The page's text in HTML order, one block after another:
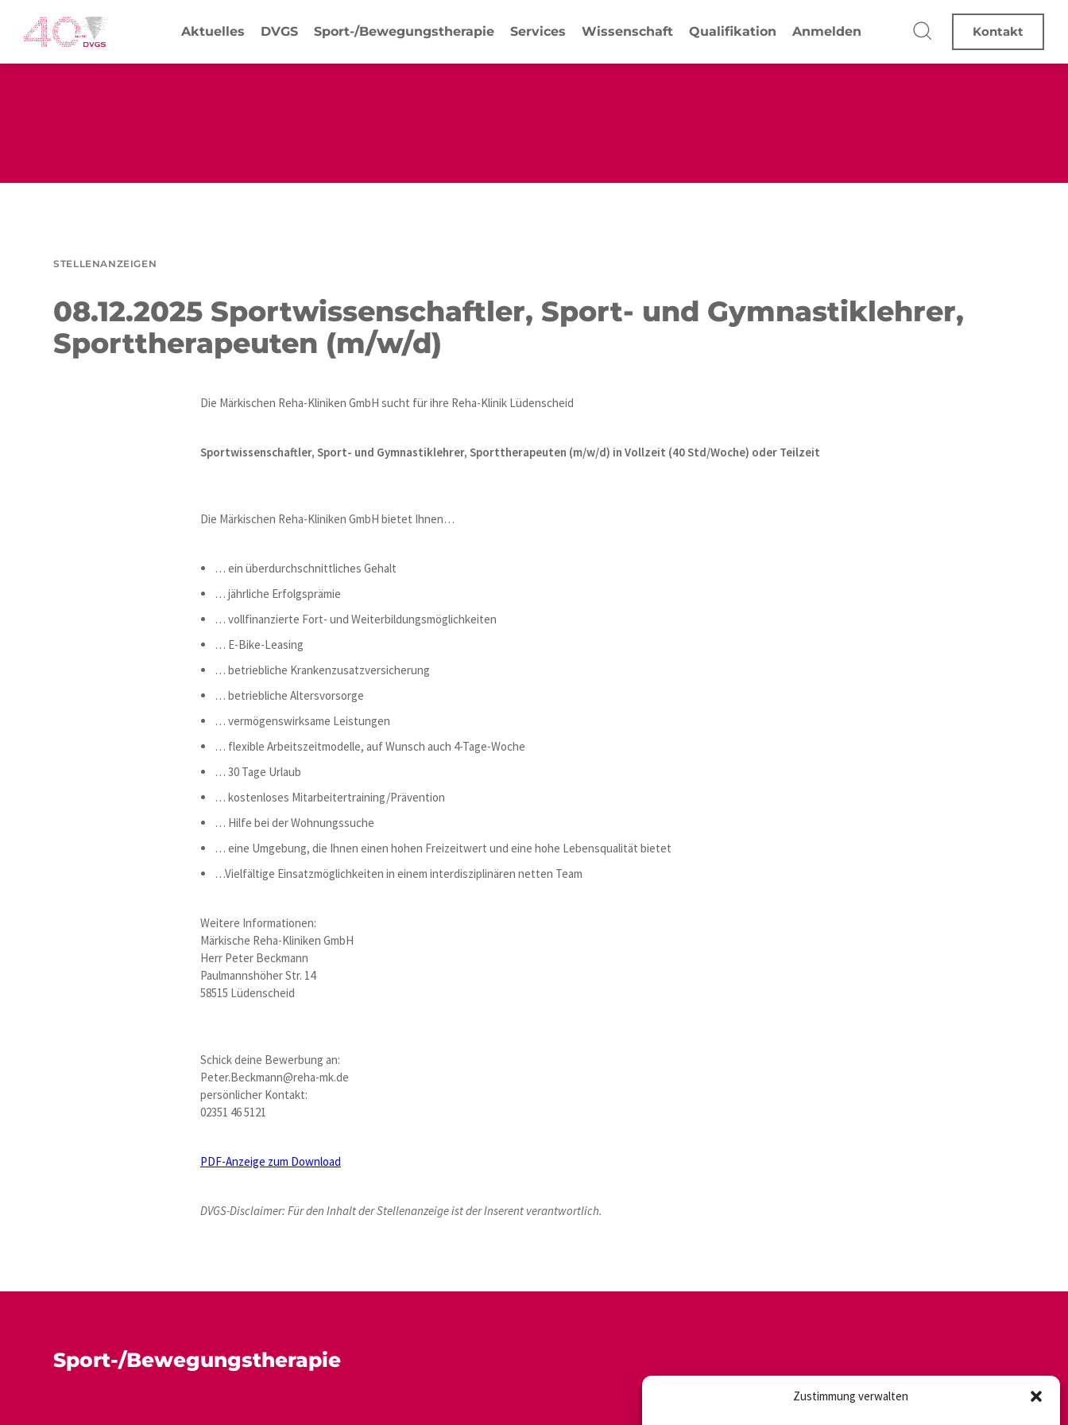
Zustimmung verwalten
STELLENANZEIGEN
08.12.2025 Sportwissenschaftler, Sport- und Gymnastiklehrer,
Sporttherapeuten (m/w/d)
Die Märkischen Reha-Kliniken GmbH sucht für ihre Reha-Klinik Lüdenscheid
Sportwissenschaftler, Sport- und Gymnastiklehrer, Sporttherapeuten (m/w/d) in Vollzeit (40 Std/Woche) oder Teilzeit
Die Märkischen Reha-Kliniken GmbH bietet Ihnen…
… ein überdurchschnittliches Gehalt
… jährliche Erfolgsprämie
… vollfinanzierte Fort- und Weiterbildungsmöglichkeiten
… E-Bike-Leasing
… betriebliche Krankenzusatzversicherung
… betriebliche Altersvorsorge
… vermögenswirksame Leistungen
… flexible Arbeitszeitmodelle, auf Wunsch auch 4-Tage-Woche
… 30 Tage Urlaub
… kostenloses Mitarbeitertraining/Prävention
… Hilfe bei der Wohnungssuche
… eine Umgebung, die Ihnen einen hohen Freizeitwert und eine hohe Lebensqualität bietet
…Vielfältige Einsatzmöglichkeiten in einem interdisziplinären netten Team
Weitere Informationen:
Märkische Reha-Kliniken GmbH
Herr Peter Beckmann
Paulmannshöher Str. 14
58515 Lüdenscheid
Schick deine Bewerbung an:
Peter.Beckmann@reha-mk.de
persönlicher Kontakt:
02351 46 5121
PDF-Anzeige zum Download
DVGS-Disclaimer: Für den Inhalt der Stellenanzeige ist der Inserent verantwortlich.
Sport-/Bewegungstherapie
Aktuelles DVGS Sport-/Bewegungstherapie Services Wissenschaft Qualifikation Anmelden Kontakt